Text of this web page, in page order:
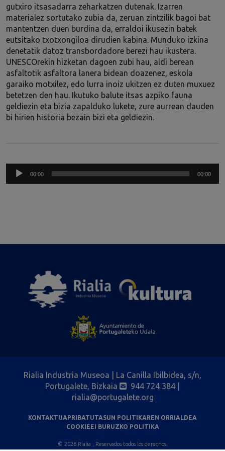
gutxiro itsasadarra zeharkatzen dutenak. Izarren
materialez sortutako zubia da, zeruan zintzilik bagoi bat
mantentzen duen burdina da, erraldoi ikusezin batek
eutsitako txotxongiloa dirudien kabina. Munduko izkina
denetatik datoz transbordadore berezi hau ikustera.
UNESCOrekin hizketan dagoen zubi hau, aldi berean
asfaltotik asfaltora lanera bidean doazenez, eskola
garaiko motxilez, edo lurra inoiz ukitzen ez duten muxuez
betetzen den hau. Ikutuko balute itsas azpiko fauna
geldiezin eta bizia zapalduko lukete, zure aurrean dauden
bi hirien historia bezain bizi eta geldiezin.
Audio
Player
00:00 00:00
Rialia Industria Museoa | La Canilla Ibilbidea, s/n,
Portugalete, Bizkaia
944 724 384
rialia@portugalete.org
KONTAKTUAPRIBATUTASUN POLITIKAREN ORRIALDEA
COOKIEEI BURUZKO POLITIKA
© 2026 Rialia , Reservados todos los derechos.